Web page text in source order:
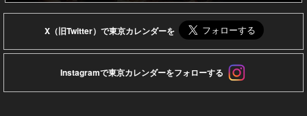
X（旧Twitter）で東京カレンダーを
Instagramで東京カレンダーをフォローする